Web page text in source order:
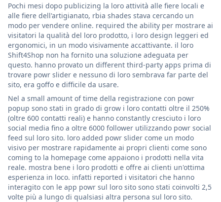
Pochi mesi dopo publicizing la loro attività alle fiere locali e
alle fiere dell'artigianato, rbia shades stava cercando un
modo per vendere online. required the ability per mostrare ai
visitatori la qualità del loro prodotto, i loro design leggeri ed
ergonomici, in un modo visivamente accattivante. il loro
Shift4Shop non ha fornito una soluzione adeguata per
questo. hanno provato un different third-party apps prima di
trovare powr slider e nessuno di loro sembrava far parte del
sito, era goffo e difficile da usare.
Nel a small amount of time della registrazione con powr
popup sono stati in grado di grow i loro contatti oltre il 250%
(oltre 600 contatti reali) e hanno constantly cresciuto i loro
social media fino a oltre 6000 follower utilizzando powr social
feed sul loro sito. loro added powr slider come un modo
visivo per mostrare rapidamente ai propri clienti come sono
coming to la homepage come appaiono i prodotti nella vita
reale. mostra bene i loro prodotti e offre ai clienti un'ottima
esperienza in loco. infatti reported i visitatori che hanno
interagito con le app powr sul loro sito sono stati coinvolti 2,5
volte più a lungo di qualsiasi altra persona sul loro sito.